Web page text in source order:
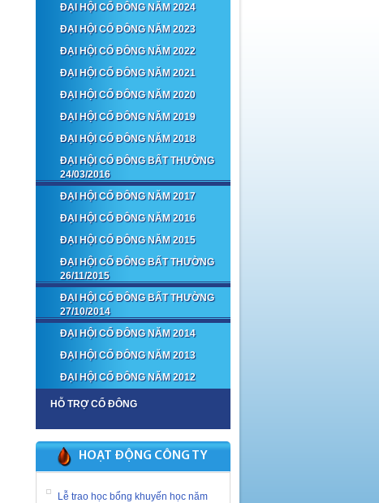
ĐẠI HỘI CỔ ĐÔNG NĂM 2024
ĐẠI HỘI CỔ ĐÔNG NĂM 2023
ĐẠI HỘI CỔ ĐÔNG NĂM 2022
ĐẠI HỘI CỔ ĐÔNG NĂM 2021
ĐẠI HỘI CỔ ĐÔNG NĂM 2020
ĐẠI HỘI CỔ ĐÔNG NĂM 2019
ĐẠI HỘI CỔ ĐÔNG NĂM 2018
ĐẠI HỘI CỔ ĐÔNG BẤT THƯỜNG
24/03/2016
ĐẠI HỘI CỔ ĐÔNG NĂM 2017
ĐẠI HỘI CỔ ĐÔNG NĂM 2016
ĐẠI HỘI CỔ ĐÔNG NĂM 2015
ĐẠI HỘI CỔ ĐÔNG BẤT THƯỜNG
26/11/2015
ĐẠI HỘI CỔ ĐÔNG BẤT THƯỜNG
27/10/2014
ĐẠI HỘI CỔ ĐÔNG NĂM 2014
ĐẠI HỘI CỔ ĐÔNG NĂM 2013
ĐẠI HỘI CỔ ĐÔNG NĂM 2012
HỖ TRỢ CỔ ĐÔNG
HOẠT ĐỘNG CÔNG TY
Lễ trao học bổng khuyến học năm